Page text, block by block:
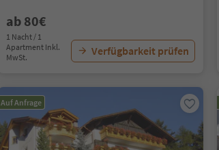
ab 80€
1 Nacht / 1
Apartment Inkl.
MwSt.
Verfügbarkeit prüfen
Auf Anfrage